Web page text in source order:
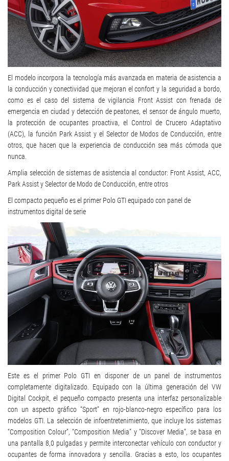
El modelo incorpora la tecnología más avanzada en materia de asistencia a
la conducción y conectividad que mejoran el confort y la seguridad a bordo,
como es el caso del sistema de vigilancia Front Assist con frenada de
emergencia en ciudad y detección de peatones, el sensor de ángulo muerto,
la protección de ocupantes proactiva, el Control de Crucero Adaptativo
(ACC), la función Park Assist y el Selector de Modos de Conducción, entre
otros, que hacen que la experiencia de conducción sea más cómoda que
nunca.
Amplia selección de sistemas de asistencia al conductor: Front Assist, ACC,
Park Assist y Selector de Modo de Conducción, entre otros
El compacto pequeño es el primer Polo GTI equipado con panel de
instrumentos digital de serie
Este es el primer Polo GTI en disponer de un panel de instrumentos
completamente digitalizado. Equipado con la última generación del VW
Digital Cockpit, el pequeño compacto presenta una interfaz personalizable
con un aspecto gráfico “Sport” en rojo-blanco-negro específico para los
modelos GTI. La selección de infoentretenimiento, que incluye los sistemas
“Composition Colour”, “Composition Media” y “Discover Media”, se basa en
una pantalla 8,0 pulgadas y permite interconectar vehículo con conductor y
ocupantes de forma innovadora y sencilla. Gracias a esto, los ocupantes